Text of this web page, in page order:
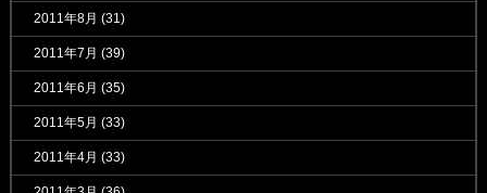
2011年8月 (31)
2011年7月 (39)
2011年6月 (35)
2011年5月 (33)
2011年4月 (33)